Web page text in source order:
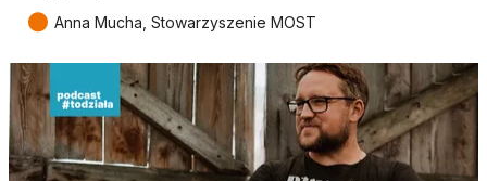
● Anna Mucha, Stowarzyszenie MOST